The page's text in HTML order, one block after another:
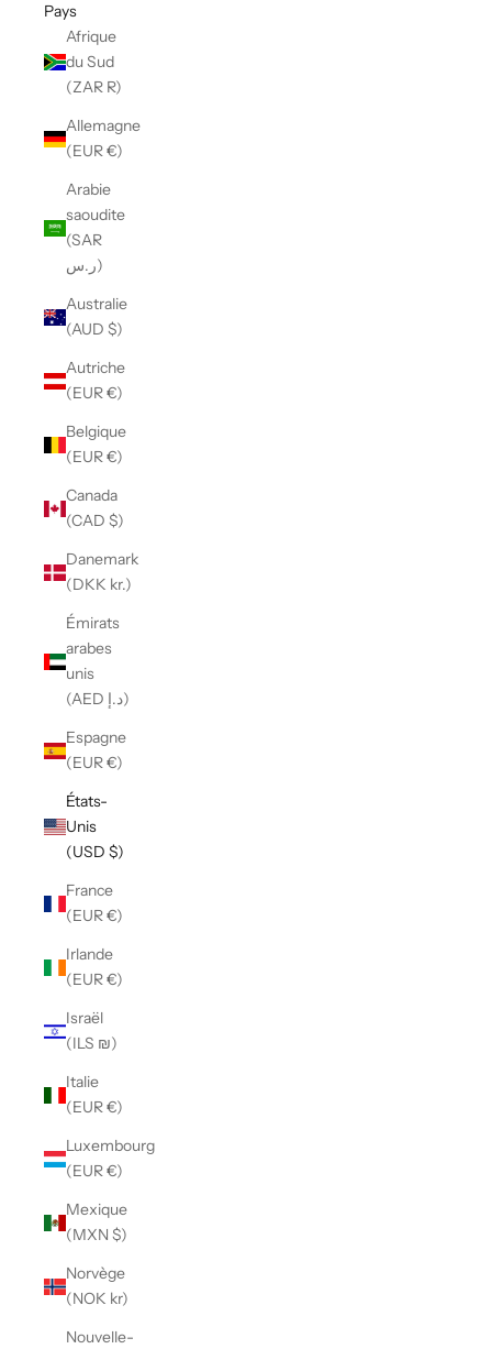
Pays
Afrique
du Sud
(ZAR R)
Allemagne
(EUR €)
Arabie
saoudite
(SAR
ر.س)
Australie
(AUD $)
Autriche
(EUR €)
Belgique
(EUR €)
Canada
(CAD $)
Danemark
(DKK kr.)
Émirats
arabes
unis
(AED د.إ)
Espagne
(EUR €)
États-
Unis
(USD $)
France
(EUR €)
Irlande
(EUR €)
Israël
(ILS ₪)
Italie
(EUR €)
Luxembourg
(EUR €)
Mexique
(MXN $)
Norvège
(NOK kr)
Nouvelle-